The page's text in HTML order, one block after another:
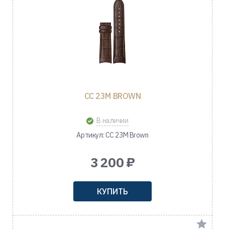
CC 23M BROWN
В наличии
Артикул: CC 23M Brown
3 200 ₽
КУПИТЬ